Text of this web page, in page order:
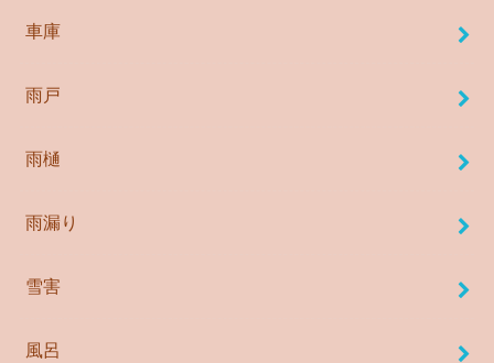
車庫
雨戸
雨樋
雨漏り
雪害
風呂